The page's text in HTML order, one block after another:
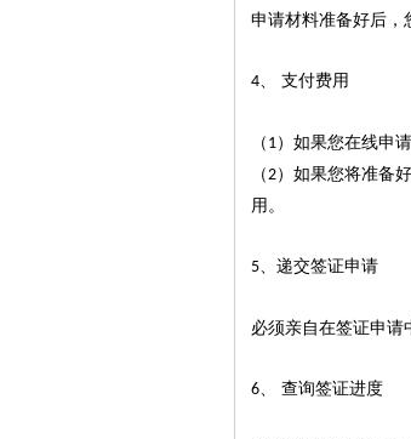
申请材料准备好后，
4、 支付费用
（ 1）如果您在线申
（2） 如果您将准备
用。
5、递交签证申请
必须亲自在签证申请
6、 查询签证进度